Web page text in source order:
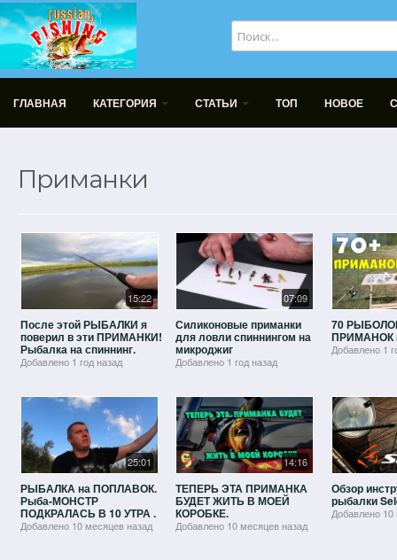
ГЛАВНАЯ КАТЕГОРИЯ СТАТЬИ ТОП НОВОЕ
Приманки
15:22
После этой РЫБАЛКИ я
поверил в эти ПРИМАНКИ!
Рыбалка на спиннинг.
Добавлено 1 год назад
07:09
Силиконовые приманки
для ловли спиннингом на
микроджиг
Добавлено 1 год назад
70
ПРИМАНОК
Добавлено 1
25:01
РЫБАЛКА на ПОПЛАВОК.
Рыба-МОНСТР
ПОДКРАЛАСЬ В 10 УТРА .
Добавлено 10 месяцев назад
14:16
ТЕПЕРЬ ЭТА ПРИМАНКА
БУДЕТ ЖИТЬ В МОЕЙ
КОРОБКЕ.
Добавлено 10 месяцев назад
Обзор
рыбалки
Добавлено 10